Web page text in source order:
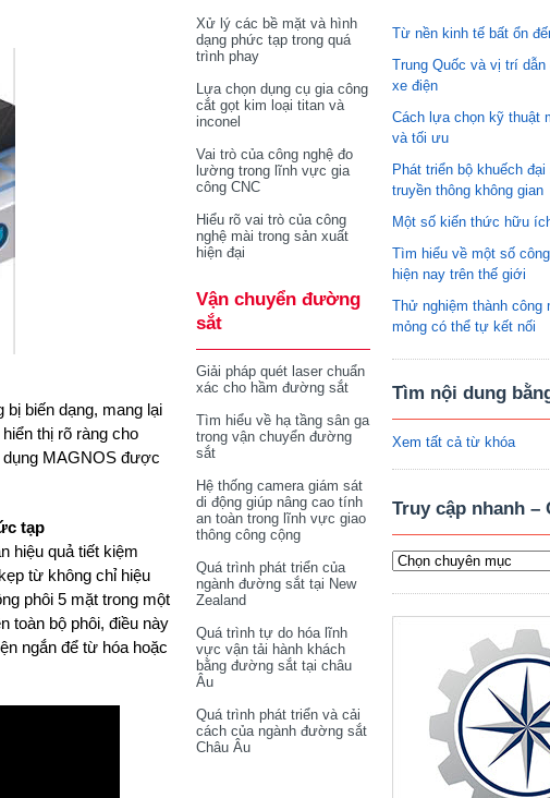
biến dạng, mang lại
thị rõ ràng cho
MAGNOS được
tạp
hiệu quả tiết kiệm
từ không chỉ hiệu
phôi 5 mặt trong một
toàn bộ phôi, điều này
ngắn để từ hóa hoặc
Xử lý các bề mặt và hình
dạng phức tạp trong quá
trình phay
Lựa chọn dụng cụ gia công
cắt gọt kim loại titan và
inconel
Vai trò của công nghệ đo
lường trong lĩnh vực gia
công CNC
Hiểu rõ vai trò của công
nghệ mài trong sản xuất
hiện đại
Vận chuyển đường
sắt
Giải pháp quét laser chuẩn
xác cho hầm đường sắt
Tìm hiểu về hạ tầng sân ga
trong vận chuyển đường
sắt
Hệ thống camera giám sát
di động giúp nâng cao tính
an toàn trong lĩnh vực giao
thông công cộng
Quá trình phát triển của
ngành đường sắt tại New
Zealand
Quá trình tự do hóa lĩnh
vực vận tải hành khách
bằng đường sắt tại châu
Âu
Quá trình phát triển và cải
cách của ngành đường sắt
Châu Âu
Từ nền kinh tế bất ổn
Trung Quốc và vị trí
xe điện
Cách lựa chọn kỹ thuật
và tối ưu
Phát triển bộ khuếch
truyền thông không gian
Một số kiến thức hữu
Tìm hiểu về một số
hiện nay trên thế giới
Thử nghiệm thành công
mỏng có thể tự kết nối
Tìm nội dung
Xem tất cả từ khóa
Truy cập nhanh –